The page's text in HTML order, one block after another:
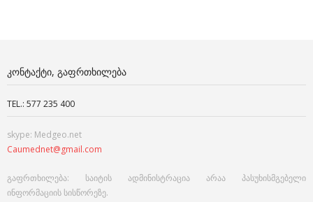
ᲙᲝᲜᲢᲐᲥᲢᲘ, ᲒᲐᲤᲠᲗᲮᲘᲚᲔᲑᲐ
TEL.: 577 235 400
skype: Medgeo.net
Caumednet@gmail.com
გაფრთხილება: საიტის ადმინისტრაცია არაა პასუხისმგებელი
ინფორმაციის სისწორეზე.